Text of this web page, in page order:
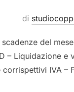
di
del
– Liquidazione
corrispettivi IVA –